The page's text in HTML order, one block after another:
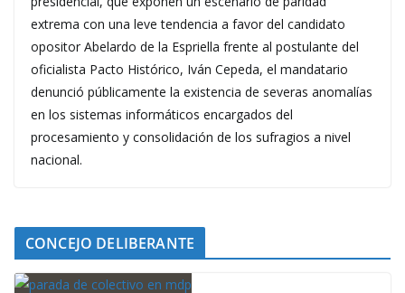
extrema con una leve tendencia a favor del candidato
opositor Abelardo de la Espriella frente al postulante del
oficialista Pacto Histórico, Iván Cepeda, el mandatario
denunció públicamente la existencia de severas anomalías
en los sistemas informáticos encargados del
procesamiento y consolidación de los sufragios a nivel
nacional.
CONCEJO DELIBERANTE